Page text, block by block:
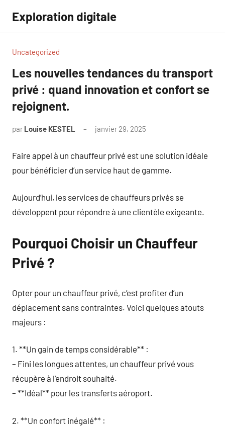
contenu
Exploration digitale
Uncategorized
Les nouvelles tendances du transport
privé : quand innovation et confort se
rejoignent.
par Louise KESTEL janvier 29, 2025
Faire appel à un chauffeur privé est une solution idéale
pour bénéficier d’un service haut de gamme.
Aujourd’hui, les services de chauffeurs privés se
développent pour répondre à une clientèle exigeante.
Pourquoi Choisir un Chauffeur
Privé ?
Opter pour un chauffeur privé, c’est profiter d’un
déplacement sans contraintes. Voici quelques atouts
majeurs :
1. **Un gain de temps considérable** :
– Fini les longues attentes, un chauffeur privé vous
récupère à l’endroit souhaité.
– **Idéal** pour les transferts aéroport.
2. **Un confort inégalé** :